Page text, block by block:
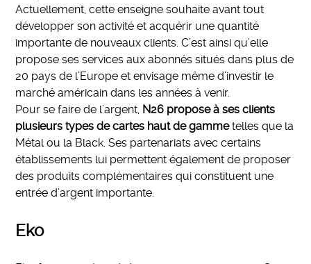
Actuellement, cette enseigne souhaite avant tout
développer son activité et acquérir une quantité
importante de nouveaux clients. C’est ainsi qu’elle
propose ses services aux abonnés situés dans plus de
20 pays de l’Europe et envisage même d’investir le
marché américain dans les années à venir.
Pour se faire de l’argent, N26 propose à ses clients
plusieurs types de cartes haut de gammetelles que la
Métal ou la Black. Ses partenariats avec certains
établissements lui permettent également de proposer
des produits complémentaires qui constituent une
entrée d’argent importante.
Eko